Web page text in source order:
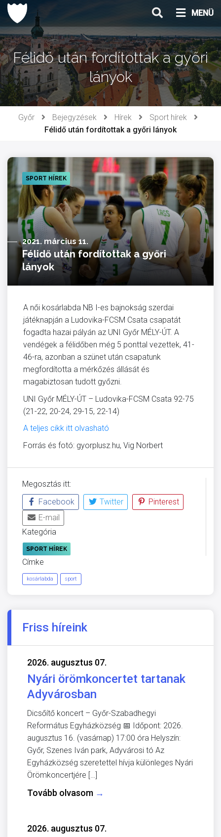
Ugrás
tartalomhoz
MENÜ
Félidő után fordítottak a győri
lányok
Győr Bejegyzések Hírek
Sport hírek
Félidő után fordítottak a győri lányok
SPORT HÍREK
2021. március 11.
Félidő után fordítottak a győri
lányok
A női kosárlabda NB I-es bajnokság szerdai
játéknapján a Ludovika-FCSM Csata csapatát
fogadta hazai pályán az UNI Győr MÉLY-ÚT. A
vendégek a félidőben még 5 ponttal vezettek, 41-
46-ra, azonban a szünet után csapatunk
megfordította a mérkőzés állását és
magabiztosan tudott győzni.
UNI Győr MÉLY-ÚT – Ludovika-FCSM Csata 92-75
(21-22, 20-24, 29-15, 22-14)
A teljes cikk itt olvasható
Forrás és fotó: gyorplusz.hu, Vig Norbert
Megosztás itt:
Facebook
Twitter
Pinterest
E-mail
Kategória
SPORT HÍREK
Címke
kosárlabda sport
Friss híreink
2026. augusztus 07.
Nyári örömkoncertet tartanak
Adyvárosban
Dicsőítő koncert – Győr-Szabadhegyi
Református Egyházközség 📅 Időpont: 2026.
augusztus 16. (vasárnap) 17:00 óra Helyszín:
Győr, Szenes Iván park, Adyvárosi tó Az
Egyházközség szeretettel hívja különleges Nyári
Örömkoncertjére […]
Tovább olvasom →
2026. augusztus 07.